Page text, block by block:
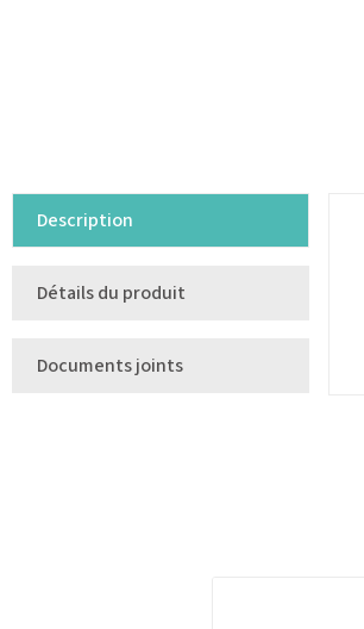
Description
Détails du produit
Documents joints